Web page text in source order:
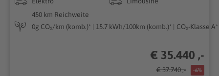
450 km Reichweite
0g CO₂/km (komb.)* | 15.7 kWh/100km (komb.)* | CO₂-Klasse A*
€ 35.440 ,-
€ 37.740 ,- -6%